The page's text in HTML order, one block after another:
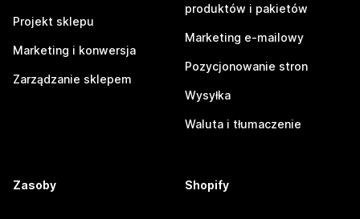
Projekt sklepu
Marketing i konwersja
Zarządzanie sklepem
produktów i pakietów
Marketing e-mailowy
Pozycjonowanie stron
Wysyłka
Waluta i tłumaczenie
Zasoby Shopify